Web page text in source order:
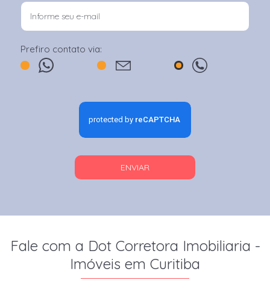
Prefiro contato via:
ENVIAR
Fale com a Dot Corretora Imobiliaria -
Imóveis em Curitiba